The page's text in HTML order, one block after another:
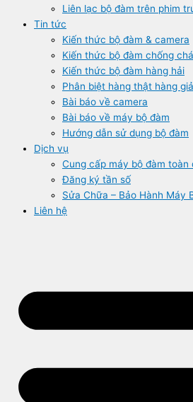
Liên lạc bộ đàm trên phim
Tin tức
Kiến thức bộ đàm & camera
Kiến thức bộ đàm chống
Kiến thức bộ đàm hàng hải
Phân biệt hàng thật hàng giả
Bài báo về camera
Bài báo về máy bộ đàm
Hướng dẫn sử dụng bộ đàm
Dịch vụ
Cung cấp máy bộ đàm toàn
Đăng ký tần số
Sửa Chữa – Bảo Hành Máy
Liên hệ